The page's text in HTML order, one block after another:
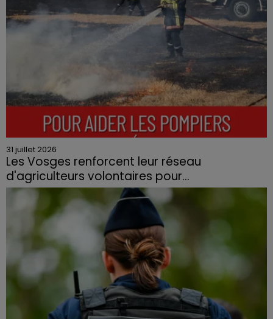
31 juillet 2026
Les Vosges renforcent leur réseau
d'agriculteurs volontaires pour...
Face à la sécheresse et aux risques de départs de feu,
la Chambre d'agriculture des Vosges a lancé un appel
aux agriculteurs volontaires pour venir en aide...